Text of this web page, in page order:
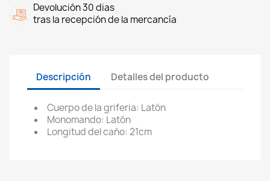
Devolución 30 dias
tras la recepción de la mercancía
Descripción Detalles del producto
Cuerpo de la griferia: Latón
Monomando: Latón
Longitud del caño: 21cm